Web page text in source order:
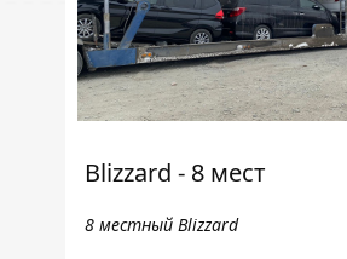
Blizzard - 8 мест
8 местный Blizzard